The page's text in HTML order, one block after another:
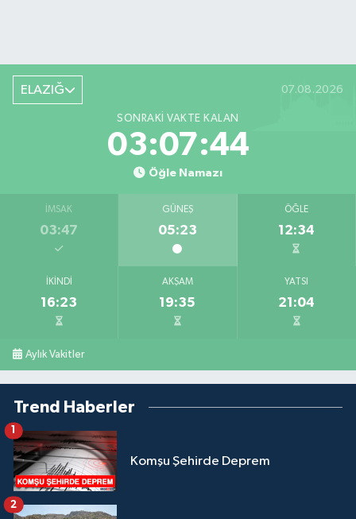
ELAZIĞ 07.08.2026
SONRAKI VAKTE KALAN
03:07:43
Öğle Namazı
İMSAK
03:47
GÜNEŞ
05:23
ÖĞLE
12:34
İKINDI
16:23
AKŞAM
19:35
YATSI
21:04
Aylık Vakitler
Trend Haberler
Komşu Şehirde Deprem
1
2